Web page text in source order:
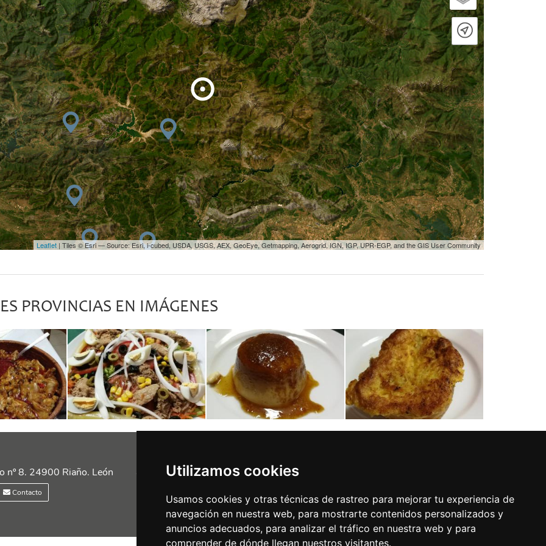
Utilizamos cookies
Usamos cookies y otras técnicas de rastreo para mejorar tu experiencia de
navegación en nuestra web, para mostrarte contenidos personalizados y
anuncios adecuados, para analizar el tráfico en nuestra web y para
comprender de dónde llegan nuestros visitantes.
Leaflet | Tiles © Esri — Source: Esri, i-cubed, USDA, USGS, AEX, GeoEye, Getmapping, Aerogrid, IGN, IGP, UPR-EGP, and the GIS User Community
PROVINCIAS EN IMÁGENES
nº 8. 24900 Riaño. León
Contacto
Siguénos en las redes